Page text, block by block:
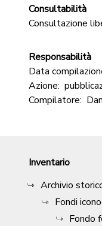
Consultabilità
Consultazione
Responsabilità
Data
Azione:
Compilatore:
Inventario
Archivio
Fondi
Fondo